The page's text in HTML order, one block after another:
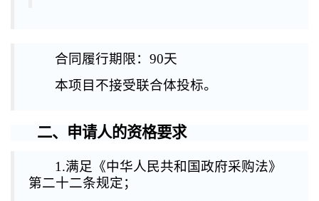
合同履行期限：90天
本项目 不接受联合体投标。
二、申请人的资格要求
1.满足《中华人民共和国政府采购法》
第二十二条规定；